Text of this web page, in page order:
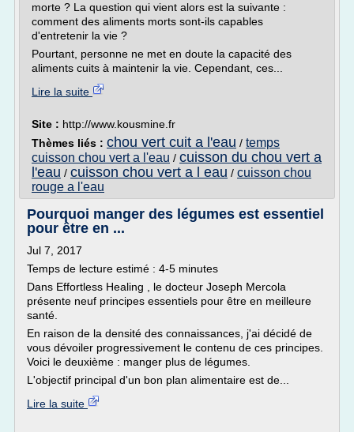
morte ? La question qui vient alors est la suivante :
comment des aliments morts sont-ils capables
d'entretenir la vie ?
Pourtant, personne ne met en doute la capacité des
aliments cuits à maintenir la vie. Cependant, ces...
Lire la suite
Site : http://www.kousmine.fr
Thèmes liés : chou vert cuit a l'eau / temps
cuisson chou vert a l'eau / cuisson du chou vert a
l'eau / cuisson chou vert a l eau / cuisson chou
rouge a l'eau
Pourquoi manger des légumes est essentiel
pour être en ...
Jul 7, 2017
Temps de lecture estimé : 4-5 minutes
Dans Effortless Healing , le docteur Joseph Mercola
présente neuf principes essentiels pour être en meilleure
santé.
En raison de la densité des connaissances, j'ai décidé de
vous dévoiler progressivement le contenu de ces principes.
Voici le deuxième : manger plus de légumes.
L'objectif principal d'un bon plan alimentaire est de...
Lire la suite